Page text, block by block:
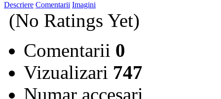
Descriere Comentarii Imagini
(No Ratings Yet)
Comentarii 0
Vizualizari 747
Numar accesari